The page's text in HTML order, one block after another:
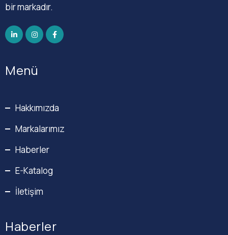
bir markadır.
Menü
Hakkımızda
Markalarımız
Haberler
E-Katalog
İletişim
Haberler